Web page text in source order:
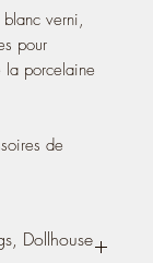
verni,
pour
la porcelaine
de
Dollhouse